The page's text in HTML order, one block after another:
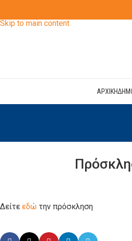
Skip to main content
ΑΡΧΙΚΗ
Δείτε εδώ την πρόσκληση